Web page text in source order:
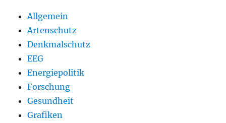
Allgemein
Artenschutz
Denkmalschutz
EEG
Energiepolitik
Forschung
Gesundheit
Grafiken